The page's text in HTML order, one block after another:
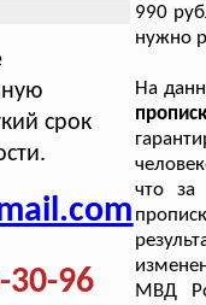
срок
30-96
990
нужно
На
что
МВД